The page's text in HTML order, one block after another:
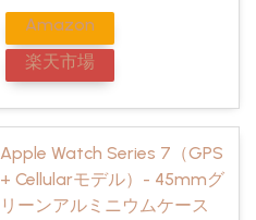
Amazon
楽天市場
Apple Watch Series 7（GPS
+ Cellularモデル）- 45mmグ
リーンアルミニウムケース